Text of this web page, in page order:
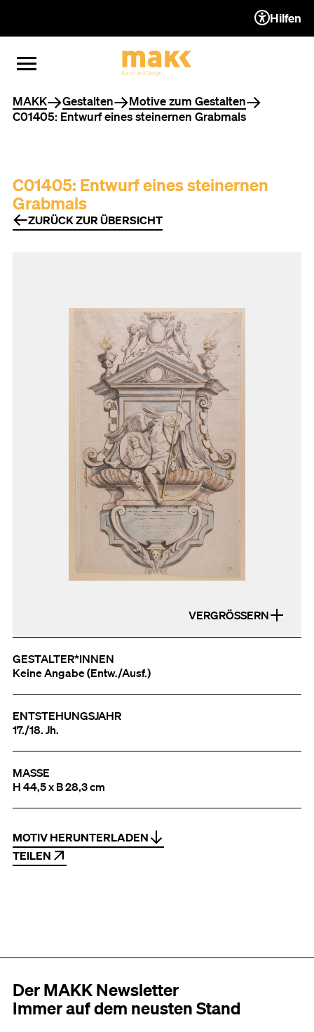
ZUM INHALT (ACCESSKEY 1)
ZUR NAVIGATION
ZUM FOOTER (ACCESSKEY 3)
MENÜ ÖFFNEN
MENÜ SCHLIESSEN
Hilfen
Sie befinden sich hier
MAKK Gestalten
Motive zum Gestalten
C01405: Entwurf eines steinernen Grabmals
C01405: Entwurf eines steinernen
Grabmals
ZURÜCK ZUR ÜBERSICHT
VERGRÖSSERN
GESTALTER*INNEN
Keine Angabe (Entw./Ausf.)
ENTSTEHUNGSJAHR
17./18. Jh.
MASSE
H 44,5 x B 28,3 cm
MOTIV HERUNTERLADEN
TEILEN
Der MAKK Newsletter
Immer auf dem neusten Stand